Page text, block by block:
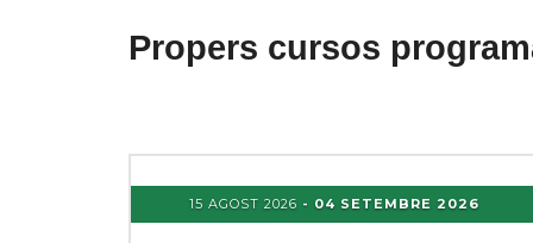
Propers cursos
15 AGOST 2026 - 04 SETEMBRE 2026